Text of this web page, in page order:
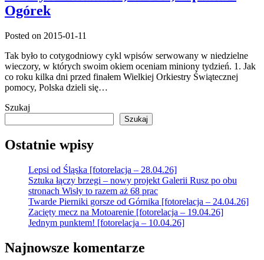
Ogórek
Posted on 2015-01-11
Tak było to cotygodniowy cykl wpisów serwowany w niedzielne
wieczory, w których swoim okiem oceniam miniony tydzień. 1. Jak
co roku kilka dni przed finałem Wielkiej Orkiestry Świątecznej
pomocy, Polska dzieli się…
Szukaj
Szukaj
Ostatnie wpisy
Lepsi od Śląska [fotorelacja – 28.04.26]
Sztuka łączy brzegi – nowy projekt Galerii Rusz po obu
stronach Wisły to razem aż 68 prac
Twarde Pierniki gorsze od Górnika [fotorelacja – 24.04.26]
Zacięty mecz na Motoarenie [fotorelacja – 19.04.26]
Jednym punktem! [fotorelacja – 10.04.26]
Najnowsze komentarze